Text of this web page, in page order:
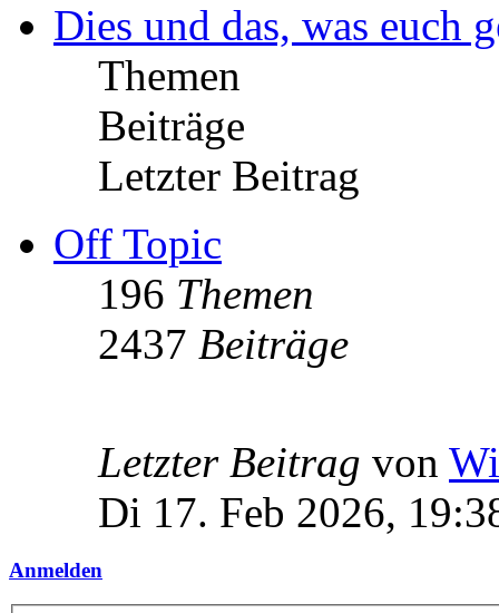
Dies und das, was euch
Themen
Beiträge
Letzter Beitrag
Off Topic
196 Themen
2437 Beiträge
Letzter Beitrag von
Di 17. Feb 2026,
Anmelden